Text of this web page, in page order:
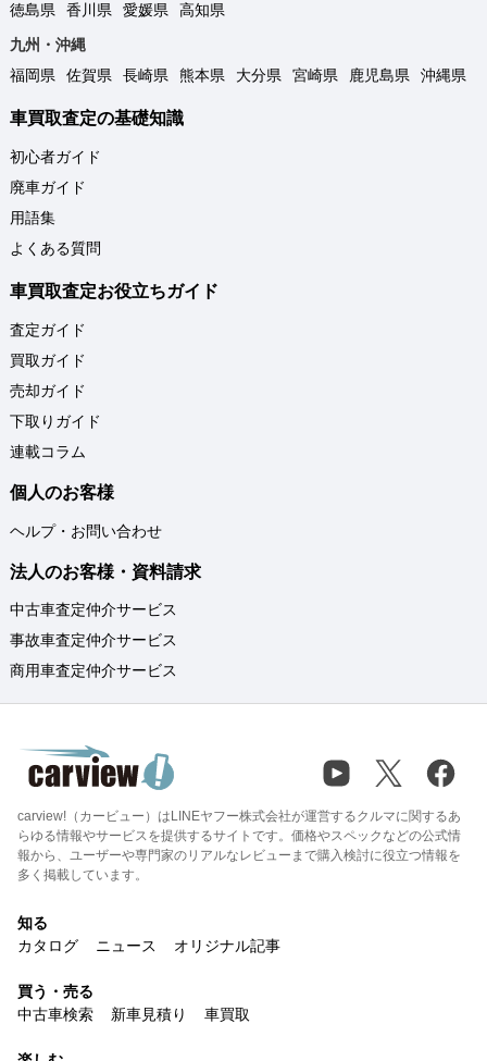
徳島県
香川県 愛媛県
高知県
九州・沖縄
福岡県
佐賀県 長崎県 熊本県 大分県 宮崎県 鹿児島県 沖縄県
車買取査定の基礎知識
初心者ガイド
廃車ガイド
用語集
よくある質問
車買取査定お役立ちガイド
査定ガイド
買取ガイド
売却ガイド
下取りガイド
連載コラム
個人のお客様
ヘルプ・お問い合わせ
法人のお客様・資料請求
中古車査定仲介サービス
事故車査定仲介サービス
商用車査定仲介サービス
carview!（カービュー）はLINEヤフー株式会社が運営するクルマに関するあ
らゆる情報やサービスを提供するサイトです。価格やスペックなどの公式情
報から、ユーザーや専門家のリアルなレビューまで購入検討に役立つ情報を
多く掲載しています。
知る
カタログ
ニュース オリジナル記事
買う・売る
中古車検索
新車見積り 車買取